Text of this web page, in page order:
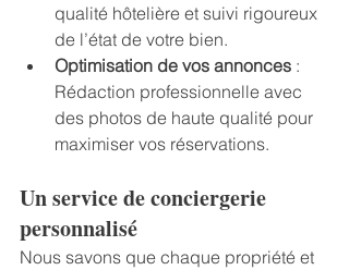
qualité hôtelière et suivi rigoureux
de l’état de votre bien.
Optimisation de vos annonces :
Rédaction professionnelle avec
des photos de haute qualité pour
maximiser vos réservations.
Un service de conciergerie
personnalisé
Nous savons que chaque propriété et